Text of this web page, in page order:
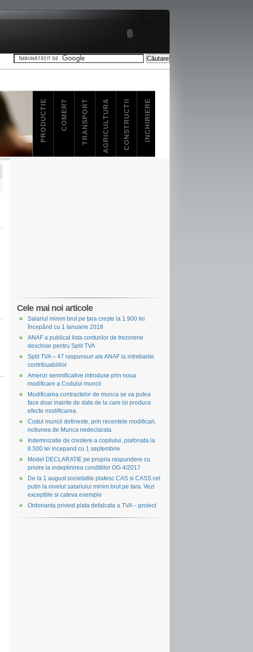
Cele mai noi articole
Salariul minim brut pe țara crește la 1.900 lei
începând cu 1 Ianuarie 2018
ANAF a publicat lista conturilor de trezorerie
deschise pentru Split TVA
Split TVA – 47 raspunsuri ale ANAF la intrebarile
contribuabililor
Amenzi semnificative introduse prin noua
modificare a Codului muncii
Modificarea contractelor de munca se va putea
face doar inainte de data de la care isi produce
efecte modificarea
Codul muncii defineste, prin recentele modificari,
notiunea de Munca nedeclarata
Indemnizatie de crestere a copilului, plafonata la
8.500 lei incepand cu 1 septembrie
Model DECLARATIE pe propria raspundere cu
privire la indeplinirea conditiilor OG 4/2017
De la 1 august societatile platesc CAS si CASS cel
putin la nivelul salariului minim brut pe tara. Vezi
exceptiile si cateva exemple
Ordonanta privind plata defalcata a TVA – proiect